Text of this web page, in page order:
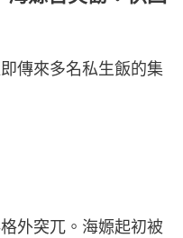
傳來多名私生飯的集
外突兀。海嫄起初被